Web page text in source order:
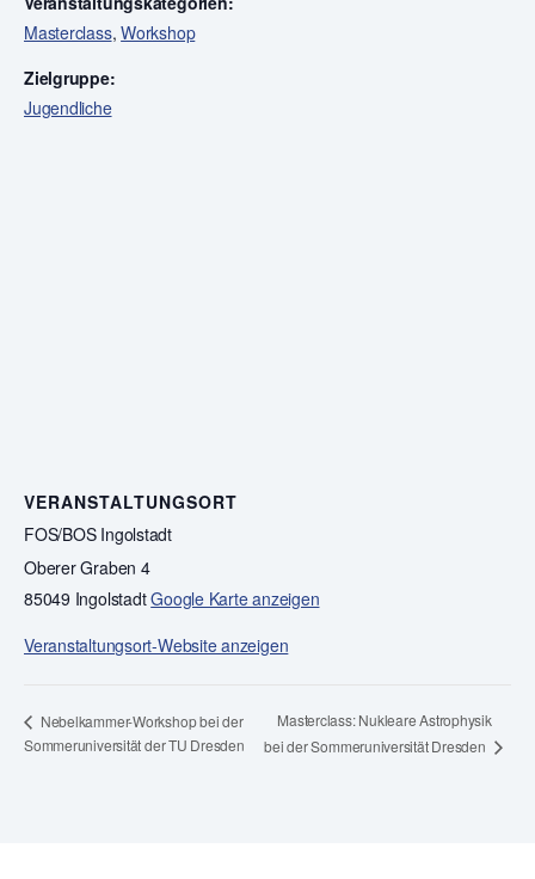
Masterclass,Workshop
Zielgruppe:
Jugendliche
VERANSTALTUNGSORT
FOS/BOS Ingolstadt
Oberer Graben 4
85049 IngolstadtGoogle Karte anzeigen
Veranstaltungsort-Website anzeigen
Nebelkammer-Workshop bei der
Sommeruniversität der TU Dresden
Masterclass: Nukleare Astrophysik
bei der Sommeruniversität Dresden